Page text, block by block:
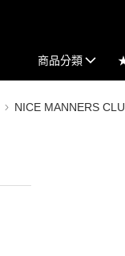
商品分類
NICE MANNERS